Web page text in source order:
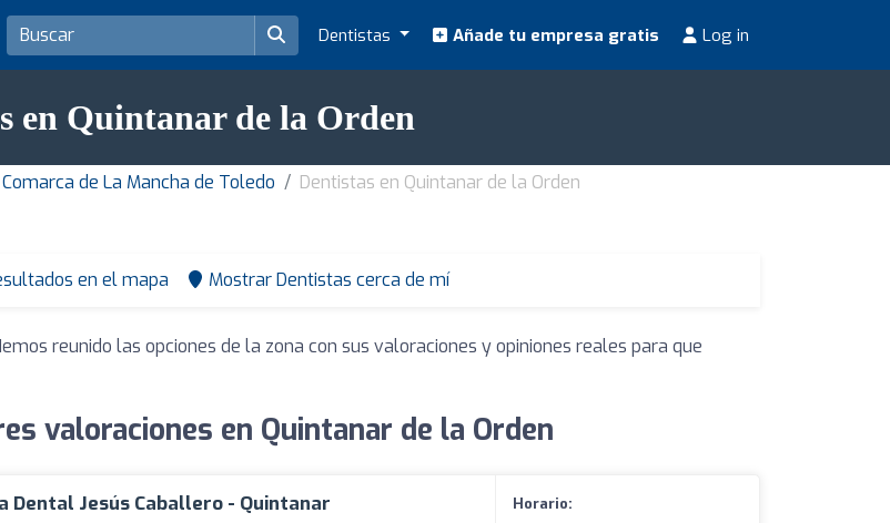
Dentistas Añade tu empresa gratis Log in
en Quintanar de la Orden
de La Mancha de Toledo Dentistas en Quintanar de la Orden
en el mapa Mostrar Dentistas cerca de mí
reunido las opciones de la zona con sus valoraciones y opiniones reales para que
valoraciones en Quintanar de la Orden
Dental Jesús Caballero - Quintanar
Horario: